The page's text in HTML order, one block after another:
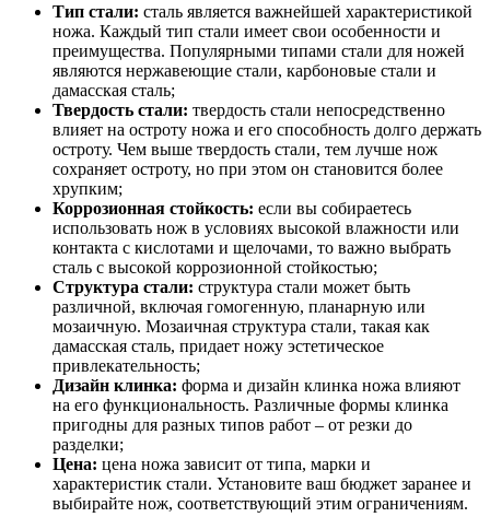
Тип стали: сталь является важнейшей характеристикой
ножа. Каждый тип стали имеет свои особенности и
преимущества. Популярными типами стали для ножей
являются нержавеющие стали, карбоновые стали и
дамасская сталь;
Твердость стали: твердость стали непосредственно
влияет на остроту ножа и его способность долго держать
остроту. Чем выше твердость стали, тем лучше нож
сохраняет остроту, но при этом он становится более
хрупким;
Коррозионная стойкость: если вы собираетесь
использовать нож в условиях высокой влажности или
контакта с кислотами и щелочами, то важно выбрать
сталь с высокой коррозионной стойкостью;
Структура стали: структура стали может быть
различной, включая гомогенную, планарную или
мозаичную. Мозаичная структура стали, такая как
дамасская сталь, придает ножу эстетическое
привлекательность;
Дизайн клинка: форма и дизайн клинка ножа влияют
на его функциональность. Различные формы клинка
пригодны для разных типов работ – от резки до
разделки;
Цена: цена ножа зависит от типа, марки и
характеристик стали. Установите ваш бюджет заранее и
выбирайте нож, соответствующий этим ограничениям.